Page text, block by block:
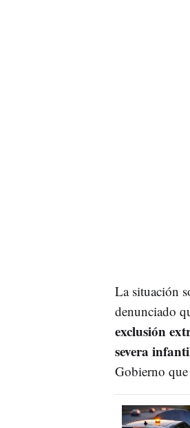
La situación
denunciado
exclusión
severa
Gobierno